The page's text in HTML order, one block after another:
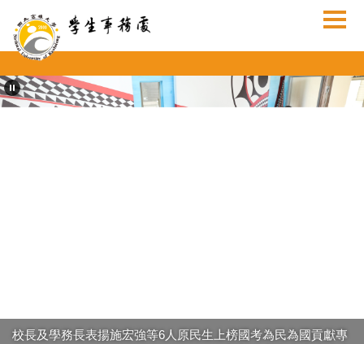
到
主
內
容
校長及學務長表揚施宏強等6人原民生上榜國考為民為國貢獻專